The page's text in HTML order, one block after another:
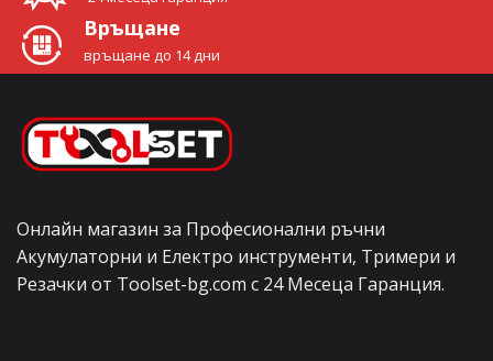
Връщане
връщане до 14 дни
Онлайн магазин за Професионални ръчни
Акумулаторни и Електро инструменти, Тримери и
Резачки от Toolset-bg.com с 24 Месеца Гаранция.